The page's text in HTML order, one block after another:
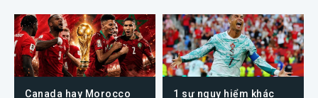
Canada hay Morocco
1 sự nguy hiểm khác